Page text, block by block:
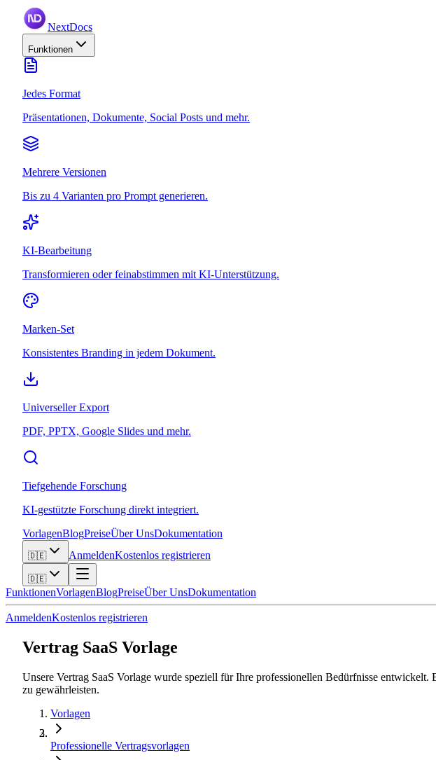
NextDocs
Funktionen
Jedes Format
Präsentationen, Dokumente, Social Posts und mehr.
Mehrere Versionen
Bis zu 4 Varianten pro Prompt generieren.
KI-Bearbeitung
Transformieren oder feinabstimmen mit KI-Unterstützung.
Marken-Set
Konsistentes Branding in jedem Dokument.
Universeller Export
PDF, PPTX, Google Slides und mehr.
Tiefgehende Forschung
KI-gestützte Forschung direkt integriert.
VorlagenBlogPreiseÜber UnsDokumentation
🇩🇪 AnmeldenKostenlos registrieren
🇩🇪
FunktionenVorlagenBlogPreiseÜber UnsDokumentation
AnmeldenKostenlos registrieren
Vertrag SaaS Vorlage
Unsere Vertrag SaaS Vorlage wurde speziell für Ihre professionellen Bedürfnisse
zu gewährleisten.
Vorlagen
Professionelle Vertragsvorlagen